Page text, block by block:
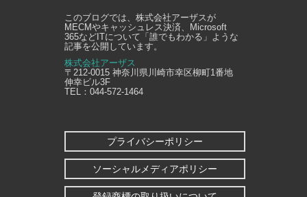
このブログでは、 株式会社アーザス が
MECMやキャッシュレス決済、Microsoft
365などITについて「誰でもわかる」ような
記事を公開しています。
株式会社アーザス
〒212-0015 神奈川県 川崎市幸区柳町1番地
伸幸ビル3F
TEL： 044-572-1464
プライバシーポリシー
ソーシャルメディアポリシー